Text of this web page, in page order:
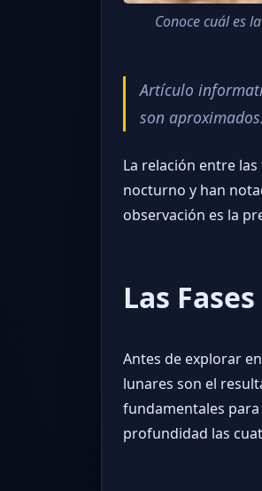
Conoce cuál es
Artículo
son aproximados.
La relación entre
nocturno y han
observación es la
Las
Antes de explorar
lunares son el
fundamentales
profundidad las